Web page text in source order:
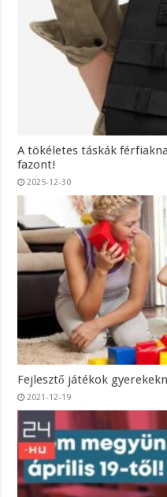
A tökéletes táskák
fazont!
2025-12-30
Fejlesztő játékok
2021-12-19